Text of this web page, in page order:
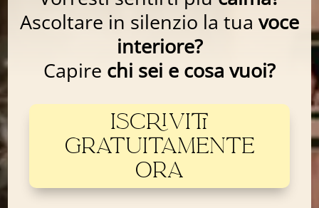
Ascoltare in silenzio la tua voce
interiore?
Capire chi sei e cosa vuoi?
ISCRIVITI
GRATUITAMENTE
ORA